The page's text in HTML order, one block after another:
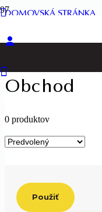
DOMOVSKÁ STRÁNKA
Obchod
0 produktov
Použiť